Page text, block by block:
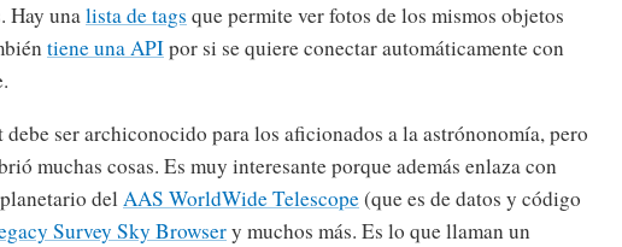
Hay unalista de tags que permite ver fotos de los mismos objetos
tiene una APIpor si se quiere conectar automáticamente con
ser archiconocido para los aficionados a la astrónonomía, pero
muchas cosas. Es muy interesante porque además enlaza con
delAAS WorldWide Telescope(que es de datos y código
Survey Sky Browsery muchos más. Es lo que llaman un